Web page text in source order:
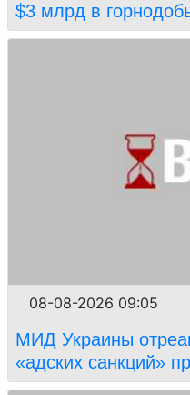
$3 млрд в
08-08-2026 09:05
МИД Украины
«адских санкций»